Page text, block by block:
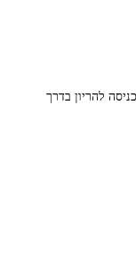
להריון בדרך